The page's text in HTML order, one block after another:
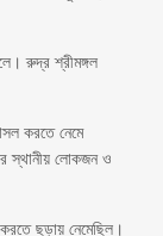
রুদ্র শ্রীমঙ্গল
করতে নেমে
স্থানীয় লোকজন ও
ছড়ায় নেমেছিল।